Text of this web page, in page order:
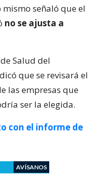
señaló que el
no se ajusta a
Salud del
que se revisará el
las empresas que
ser la elegida.
con el informe de
AVÍSANOS